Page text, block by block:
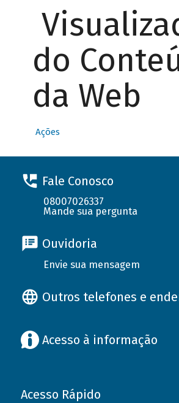
do
da Web
Ações
Fale Conosco
08007026337
Mande sua pergunta
Ouvidoria
Envie sua mensagem
Outros telefones e
Acesso à informação
Acesso Rápido